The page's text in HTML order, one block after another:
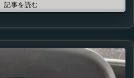
記事を読む